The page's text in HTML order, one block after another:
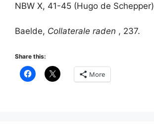
NBW X, 41-45 (Hugo de Schepper)
Baelde, Collaterale raden , 237.
Share this:
More